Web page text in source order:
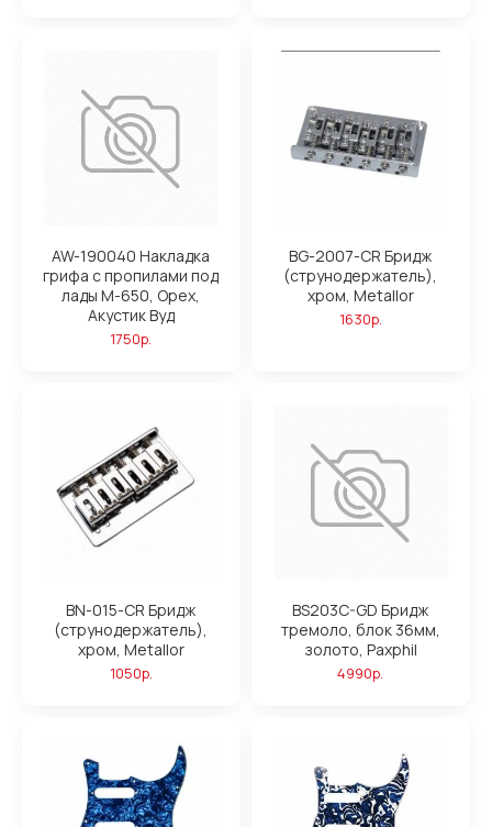
AW-190040 Накладка
грифа с пропилами под
лады М-650, Орех,
Акустик Вуд
1750р.
BG-2007-CR Бридж
(струнодержатель),
хром, Metallor
1630р.
BN-015-CR Бридж
(струнодержатель),
хром, Metallor
1050р.
BS203C-GD Бридж
тремоло, блок 36мм,
золото, Paxphil
4990р.